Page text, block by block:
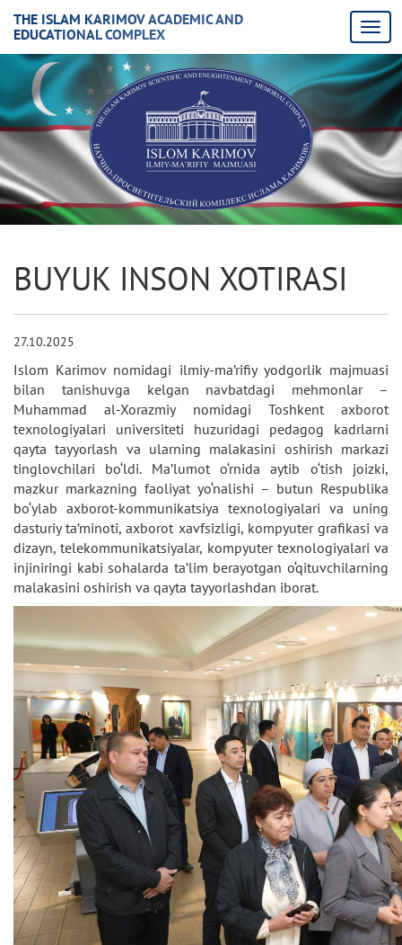
THE ISLAM KARIMOV ACADEMIC AND
EDUCATIONAL COMPLEX
BUYUK INSON XOTIRASI
27.10.2025
Islom Karimov nomidagi ilmiy-ma’rifiy yodgorlik majmuasi
bilan tanishuvga kelgan navbatdagi mehmonlar –
Muhammad al-Xorazmiy nomidagi Toshkent axborot
texnologiyalari universiteti huzuridagi pedagog kadrlarni
qayta tayyorlash va ularning malakasini oshirish markazi
tinglovchilari bo‘ldi. Ma’lumot o‘rnida aytib o‘tish joizki,
mazkur markazning faoliyat yo‘nalishi – butun Respublika
bo‘ylab axborot-kommunikatsiya texnologiyalari va uning
dasturiy ta’minoti, axborot xavfsizligi, kompyuter grafikasi va
dizayn, telekommunikatsiyalar, kompyuter texnologiyalari va
injiniringi kabi sohalarda ta’lim berayotgan o‘qituvchilarning
malakasini oshirish va qayta tayyorlashdan iborat.